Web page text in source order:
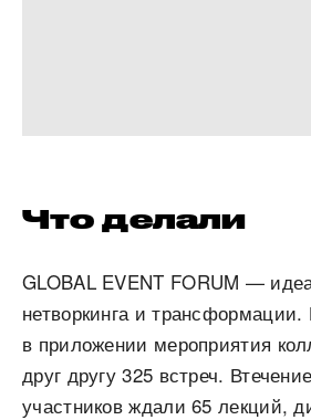
Что делали
GLOBAL EVENT FORUM —
нетворкинга и
в приложении мероприятия
друг другу 325 встреч.
участников ждали 65 лекций,